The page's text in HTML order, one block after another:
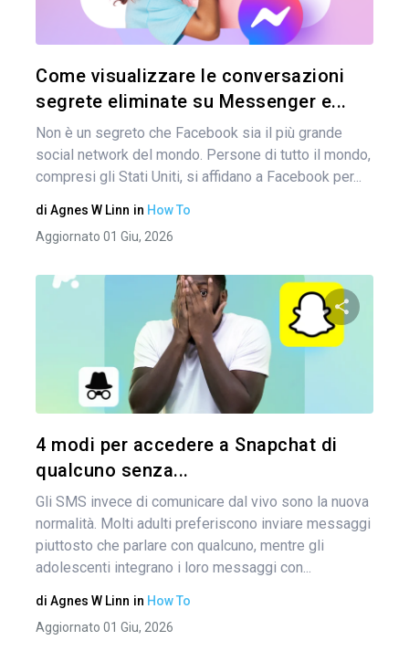
Come visualizzare le conversazioni
segrete eliminate su Messenger e...
Non è un segreto che Facebook sia il più grande
social network del mondo. Persone di tutto il mondo,
compresi gli Stati Uniti, si affidano a Facebook per...
di Agnes W Linn in How To
Aggiornato 01 Giu, 2026
Condividi
4 modi per accedere a Snapchat di
qualcuno senza...
Gli SMS invece di comunicare dal vivo sono la nuova
normalità. Molti adulti preferiscono inviare messaggi
piuttosto che parlare con qualcuno, mentre gli
adolescenti integrano i loro messaggi con...
di Agnes W Linn in How To
Aggiornato 01 Giu, 2026